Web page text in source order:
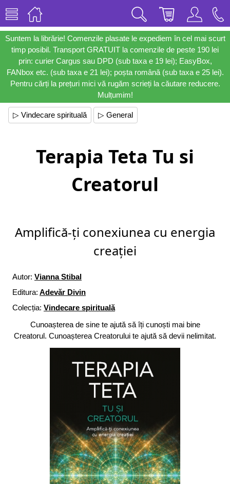
Suntem la librărie! Comenzile plasate le expediem în cel mai scurt
timp posibil. Transport GRATUIT la comenzile de peste 190 lei
prin: curier Cargus sau DPD (sub taxa e 19 lei); EasyBox,
FANbox etc. (sub taxa e 21 lei); poșta română (sub taxa e 25 lei).
Pentru cărți la prețuri mici vă rugăm scrieți la căutare reducere.
Mulțumim!
▷ Vindecare spirituală ▷ General
Terapia Teta Tu si
Creatorul
Amplifică-ți conexiunea cu energia
creației
Autor: Vianna Stibal
Editura: Adevăr Divin
Colecția: Vindecare spirituală
Cunoașterea de sine te ajută să îți cunoști mai bine
Creatorul. Cunoașterea Creatorului te ajută să devii nelimitat.